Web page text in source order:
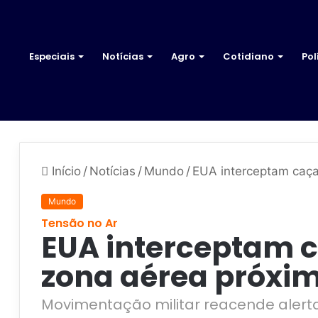
Especiais Notícias Agro Cotidiano
Início / Notícias / Mundo / EUA interceptam
Mundo
Tensão no Ar
EUA interceptam
zona aérea
Movimentação militar reacende